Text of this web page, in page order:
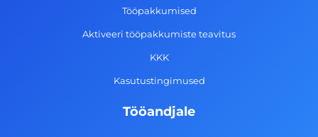
-
a
m
n
Tööpakkumised
Aktiveeri tööpakkumiste teavitus
KKK
Kasutustingimused
Tööandjale